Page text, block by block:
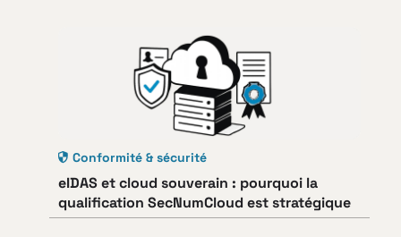
Conformité & sécurité
eIDAS et cloud souverain : pourquoi la
qualification SecNumCloud est stratégique